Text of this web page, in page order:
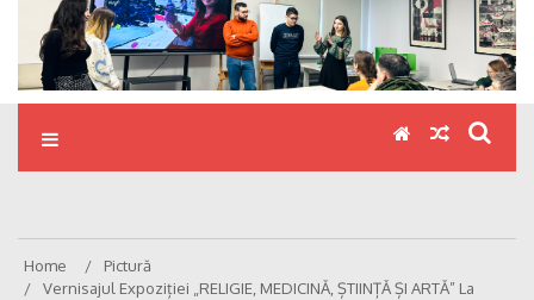
Home
Pictură
Vernisajul Expoziției „RELIGIE, MEDICINĂ, ȘTIINȚĂ ȘI ARTĂ” La